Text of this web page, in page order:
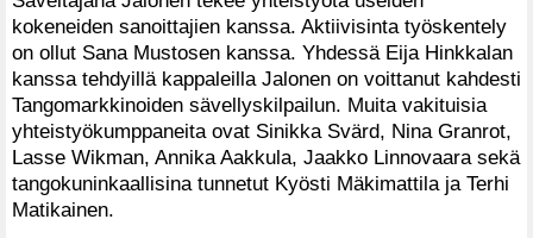
kokeneiden sanoittajien kanssa. Aktiivisinta työskentely
on ollut Sana Mustosen kanssa. Yhdessä Eija Hinkkalan
kanssa tehdyillä kappaleilla Jalonen on voittanut kahdesti
Tangomarkkinoiden sävellyskilpailun. Muita vakituisia
yhteistyökumppaneita ovat Sinikka Svärd, Nina Granrot,
Lasse Wikman, Annika Aakkula, Jaakko Linnovaara sekä
tangokuninkaallisina tunnetut Kyösti Mäkimattila ja Terhi
Matikainen.